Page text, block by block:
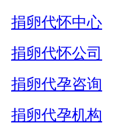
捐卵代怀中心
捐卵代怀公司
捐卵代孕咨询
捐卵代孕机构